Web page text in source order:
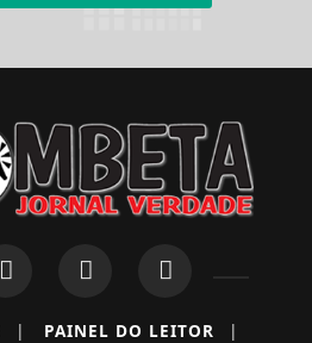
| PAINEL DO LEITOR |